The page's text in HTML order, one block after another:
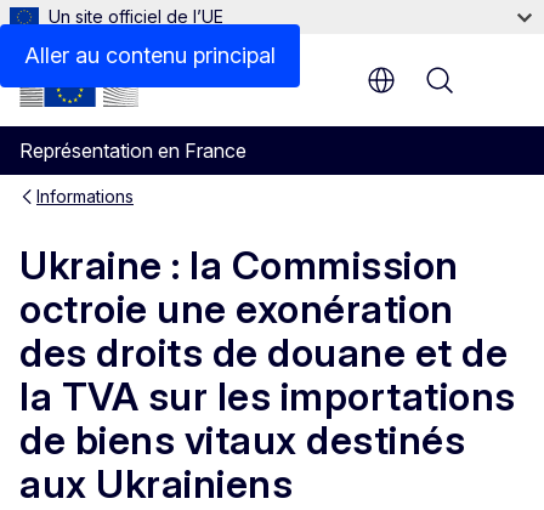
Aller au contenu principal
Un site officiel de l’UE
Représentation en France
Menu
Informations
Ukraine : la Commission
octroie une exonération
des droits de douane et de
la TVA sur les importations
de biens vitaux destinés
aux Ukrainiens